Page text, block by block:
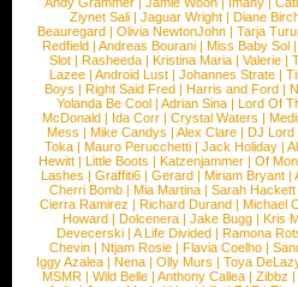
Ziynet Sali |Jaguar Wright |Diane
Beauregard |Olivia NewtonJohn |Tarja
Redfield | Andreas Bourani | Miss Baby Sol
Slot | Rasheeda | Kristina Maria | Valerie |
Lazee | Android Lust | Johannes Strate |
Boys | Right Said Fred | Harris and Ford |
Yolanda Be Cool |Adrian Sina |Lord Of
McDonald | Ida Corr |Crystal Waters |
Mess | Mike Candys | Alex Clare | DJ Lord
Toka | Mauro Perucchetti | Jack Holiday |
Hewitt |Little Boots |Katzenjammer |Of
Lashes |Graffiti6 |Gerard |Miriam Bryant |
Cherri Bomb | Mia Martina | Sarah Hackett
Cierra Ramirez | Richard Durand | Michael
Howard |Dolcenera |Jake Bugg |Kris
Devecerski |A Life Divided |Ramona
Chevin |Ntjam Rosie |Flavia Coelho |
Iggy Azalea | Nena | Olly Murs | Toya
MSMR |Wild Belle |Anthony Callea |Zibbz